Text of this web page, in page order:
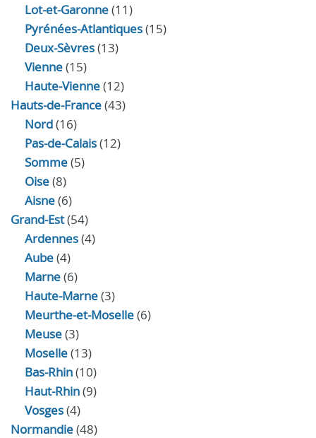
Lot-et-Garonne(11)
Pyrénées-Atlantiques(15)
Deux-Sèvres(13)
Vienne(15)
Haute-Vienne(12)
Hauts-de-France(43)
Nord(16)
Pas-de-Calais(12)
Somme(5)
Oise(8)
Aisne(6)
Grand-Est(54)
Ardennes(4)
Aube(4)
Marne(6)
Haute-Marne(3)
Meurthe-et-Moselle(6)
Meuse(3)
Moselle(13)
Bas-Rhin(10)
Haut-Rhin(9)
Vosges(4)
Normandie(48)